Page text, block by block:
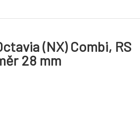
(NX) Combi, RS
28 mm